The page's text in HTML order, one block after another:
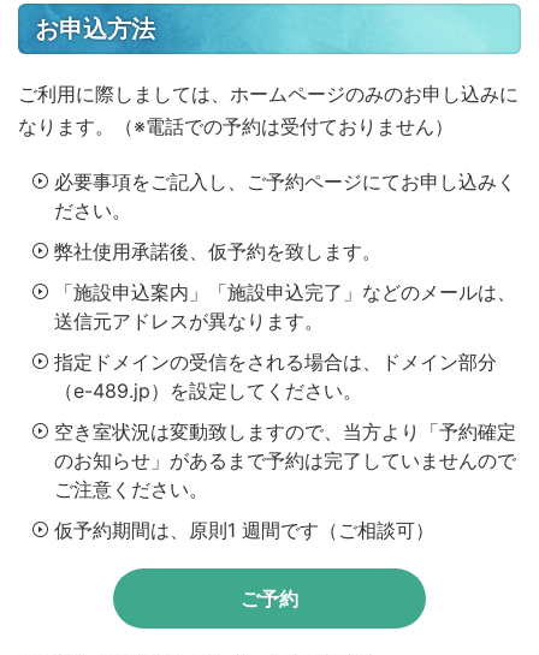
お申込方法
ご利用に際しましては、ホームページのみのお申し込みに
なります。（※電話での予約は受付ておりません）
必要事項をご記入し、ご予約ページにてお申し込みく
ださい。
弊社使用承諾後、仮予約を致します。
「施設申込案内」「施設申込完了」などのメールは、
送信元アドレスが異なります。
指定ドメインの受信をされる場合は、ドメイン部分
（e-489.jp）を設定してください。
空き室状況は変動致しますので、当方より「予約確定
のお知らせ」があるまで予約は完了していませんので
ご注意ください。
仮予約期間は、原則1 週間です（ご相談可）
ご予約